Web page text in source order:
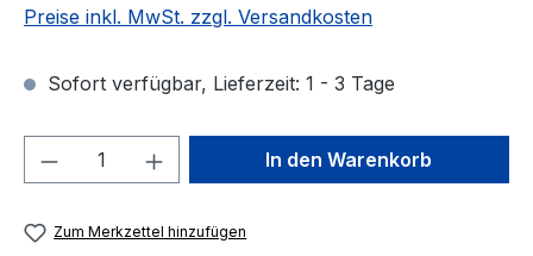
Preise inkl. MwSt. zzgl. Versandkosten
Sofort verfügbar, Lieferzeit: 1 - 3 Tage
Produkt Anzahl: Gib denIn den Warenkorb
Zum Merkzettel hinzufügen